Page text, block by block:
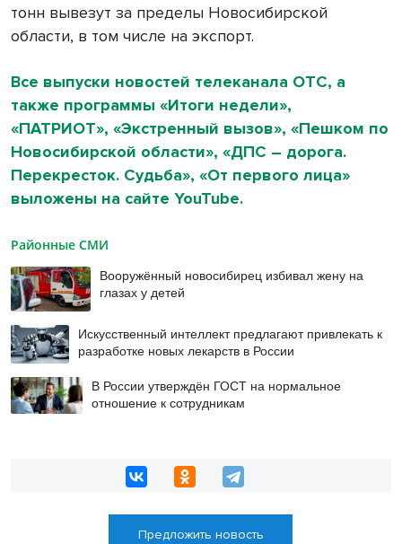
тонн вывезут за пределы Новосибирской
области, в том числе на экспорт.
Все выпуски новостей телеканала ОТС, а
также программы «Итоги недели»,
«ПАТРИОТ», «Экстренный вызов», «Пешком по
Новосибирской области», «ДПС – дорога.
Перекресток. Судьба», «От первого лица»
выложены на сайте YouTube.
Районные СМИ
Вооружённый новосибирец избивал жену на
глазах у детей
Искусственный интеллект предлагают привлекать к
разработке новых лекарств в России
В России утверждён ГОСТ на нормальное
отношение к сотрудникам
Предложить новость